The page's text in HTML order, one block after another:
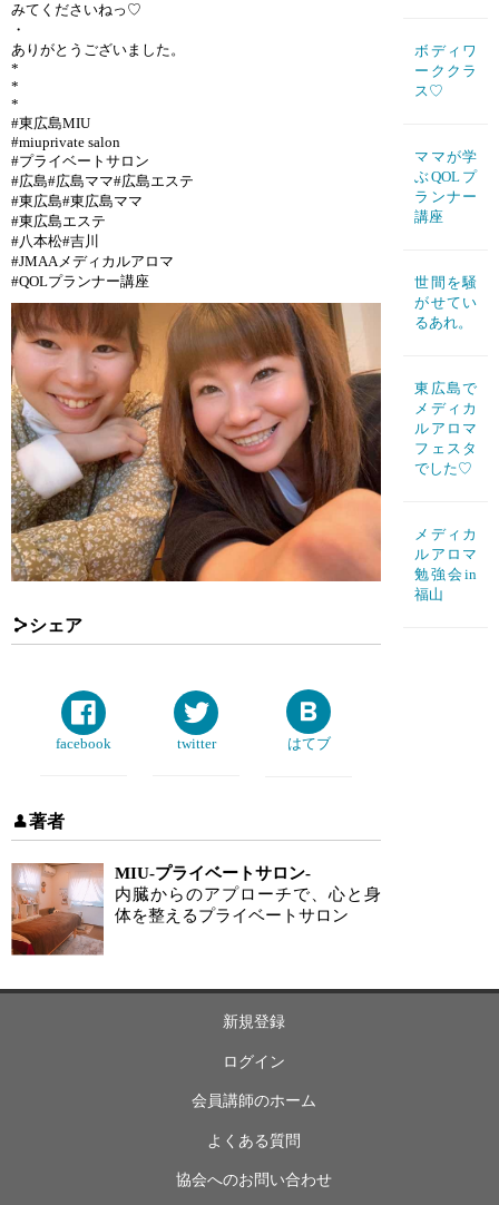
みてくださいねっ♡
・
ありがとうございました。
*
*
*
#東広島MIU
#miuprivate salon
#プライベートサロン
#広島#広島ママ#広島エステ
#東広島#東広島ママ
#東広島エステ
#八本松#吉川
#JMAAメディカルアロマ
#QOLプランナー講座
シェア
facebook twitter はてブ
著者
MIU-プライベートサロン-
内臓からのアプローチで、心と身
体を整えるプライベートサロン
ボディワ
ーククラ
ス♡
ママが学
ぶQOLプ
ランナー
講座
世間を騒
がせてい
るあれ。
東広島で
メディカ
ルアロマ
フェスタ
でした♡
メディカ
ルアロマ
勉強会in
福山
新規登録
ログイン
会員講師のホーム
よくある質問
協会へのお問い合わせ